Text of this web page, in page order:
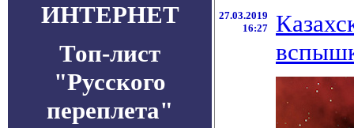
ИНТЕРНЕТ
Топ-лист
"Русского
переплета"
27.03.2019
16:27